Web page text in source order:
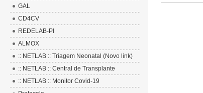
GAL
CD4CV
REDELAB-PI
ALMOX
:: NETLAB :: Triagem Neonatal (Novo link)
:: NETLAB :: Central de Transplante
:: NETLAB :: Monitor Covid-19